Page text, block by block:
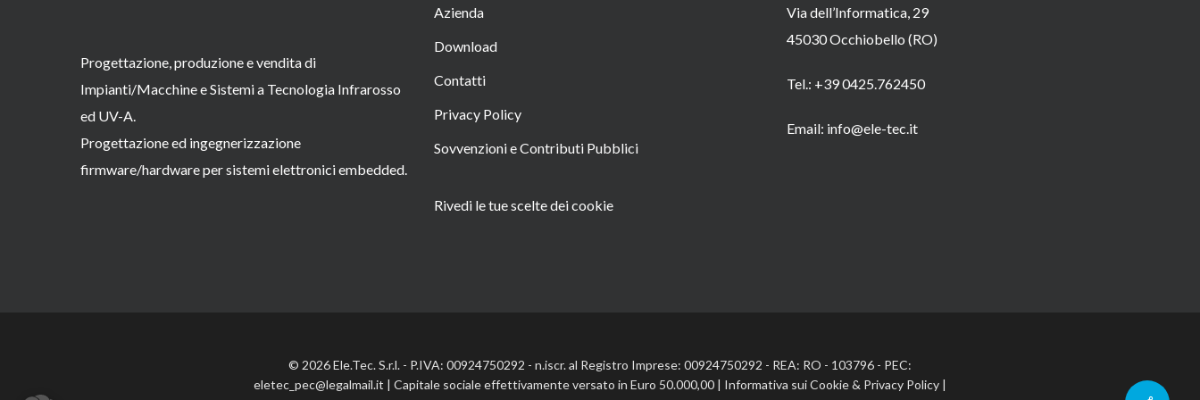
Progettazione, produzione e vendita di
Impianti/Macchine e Sistemi a Tecnologia Infrarosso
ed UV-A.
Progettazione ed ingegnerizzazione
firmware/hardware per sistemi elettronici embedded.
Azienda
Download
Contatti
Privacy Policy
Sovvenzioni e Contributi Pubblici
Rivedi le tue scelte dei cookie
Via dell’Informatica, 29
45030 Occhiobello (RO)
Tel.: +39 0425.762450
Email: info@ele-tec.it
© 2026 Ele.Tec. S.r.l. - P.IVA: 00924750292 - n.iscr. al Registro Imprese: 00924750292 - REA: RO - 103796 - PEC:
eletec_pec@legalmail.it | Capitale sociale effettivamente versato in Euro 50.000,00 | Informativa sui Cookie& Privacy Policy|